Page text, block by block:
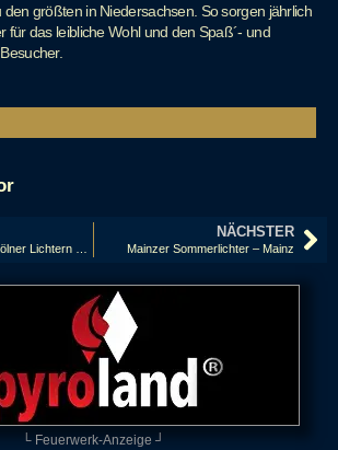
den größten in Niedersachsen. So sorgen jährlich
für das leibliche Wohl und den Spaß´- und
NÄCHSTER
Mainzer Sommerlichter – Mainz
└ Feuerwerk-Anzeige ┘